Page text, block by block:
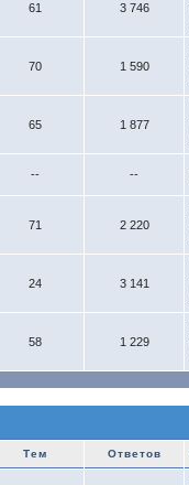
61 3 746
70 1 590
65 1 877
-- --
71 2 220
24 3 141
58 1 229
Тем Ответов